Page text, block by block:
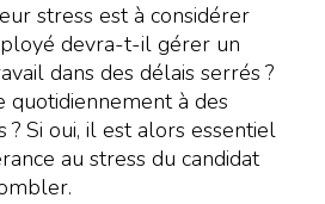
stress est à considérer
devra-t-il gérer un
dans des délais serrés ?
à des
? Si oui, il est alors essentiel
au stress du candidat